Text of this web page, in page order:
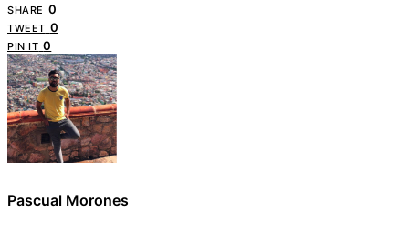
SHARE 0
TWEET 0
PIN IT 0
Pascual Morones